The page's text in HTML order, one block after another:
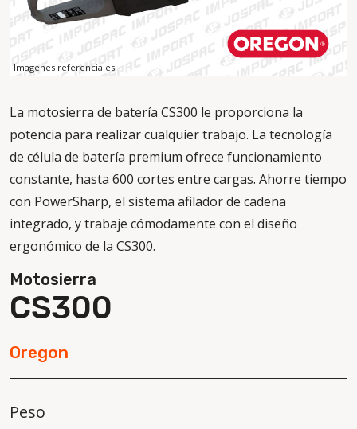
Imagenes referenciales
La motosierra de batería CS300 le proporciona la
potencia para realizar cualquier trabajo. La tecnología
de célula de batería premium ofrece funcionamiento
constante, hasta 600 cortes entre cargas. Ahorre tiempo
con PowerSharp, el sistema afilador de cadena
integrado, y trabaje cómodamente con el diseño
ergonómico de la CS300.
Motosierra
CS300
Oregon
Peso